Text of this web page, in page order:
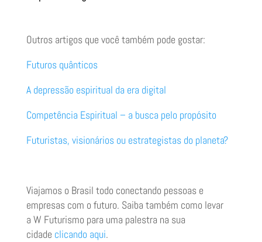
Outros artigos que você também pode gostar:
Futuros quânticos
A depressão espiritual da era digital
Competência Espiritual – a busca pelo propósito
Futuristas, visionários ou estrategistas do planeta?
Viajamos o Brasil todo conectando pessoas e
empresas com o futuro. Saiba também como levar
a W Futurismo para uma palestra na sua
cidade clicando aqui.